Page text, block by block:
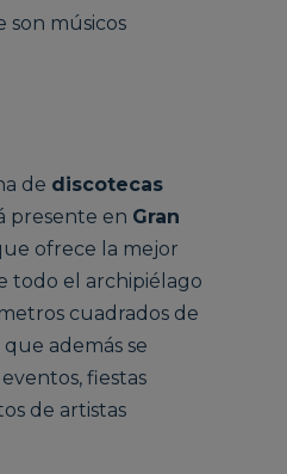
son músicos
de discotecas
presente en Gran
ofrece la mejor
todo el archipiélago
cuadrados de
que además se
fiestas
de artistas